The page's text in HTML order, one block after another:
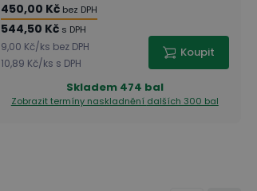
450,00 Kč bez DPH
544,50 Kč s DPH
9,00 Kč/ks bez DPH
10,89 Kč/ks s DPH
Koupit
Skladem 474 bal
Zobrazit termíny naskladnění dalších 300 bal